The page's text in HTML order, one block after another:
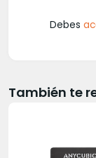
Debes
También te